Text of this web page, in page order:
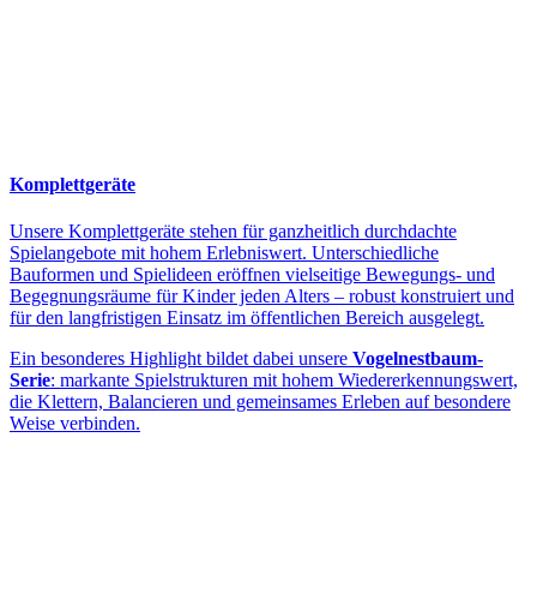
Komplettgeräte
Unsere Komplettgeräte stehen für ganzheitlich durchdachte
Spielangebote mit hohem Erlebniswert. Unterschiedliche
Bauformen und Spielideen eröffnen vielseitige Bewegungs- und
Begegnungsräume für Kinder jeden Alters – robust konstruiert und
für den langfristigen Einsatz im öffentlichen Bereich ausgelegt.
Ein besonderes Highlight bildet dabei unsere Vogelnestbaum-
Serie: markante Spielstrukturen mit hohem Wiedererkennungswert,
die Klettern, Balancieren und gemeinsames Erleben auf besondere
Weise verbinden.